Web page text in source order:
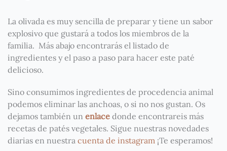
La olivada es muy sencilla de preparar y tiene un sabor
explosivo que gustará a todos los miembros de la
familia. Más abajo encontrarás el listado de
ingredientes y el paso a paso para hacer este paté
delicioso.
Sino consumimos ingredientes de procedencia animal
podemos eliminar las anchoas, o si no nos gustan. Os
dejamos también un enlace donde encontrareis más
recetas de patés vegetales. Sigue nuestras novedades
diarias en nuestra cuenta de instagram ¡Te esperamos!